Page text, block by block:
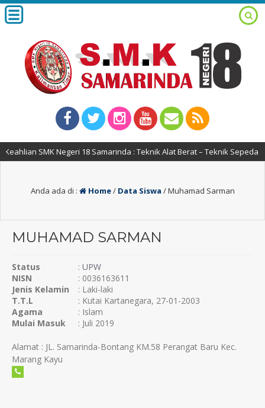
SMK Negeri 18 Samarinda : Teknik Alat Berat – Teknik Sepeda
Anda ada di : Home/ Data Siswa /Muhamad Sarman
MUHAMAD SARMAN
Status : UPW
NISN
: 0036163611
Jenis Kelamin
: Laki-laki
T.T.L
: Kutai Kartanegara, 27-01-2003
Agama
: Islam
Mulai Masuk
: Juli 2019
Alamat : JL. Samarinda-Bontang KM.58 Perangat Baru Kec.
Marang Kayu